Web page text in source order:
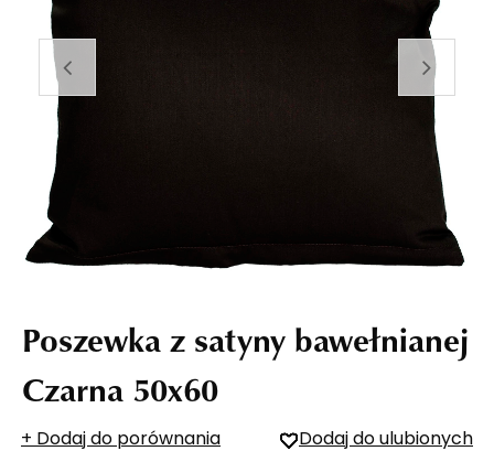
Poszewka z satyny bawełnianej
Czarna 50x60
+ Dodaj do porównania Dodaj do ulubionych